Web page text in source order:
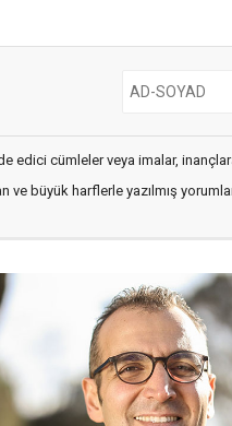
edici cümleler veya imalar,
ve büyük harflerle yazılmış